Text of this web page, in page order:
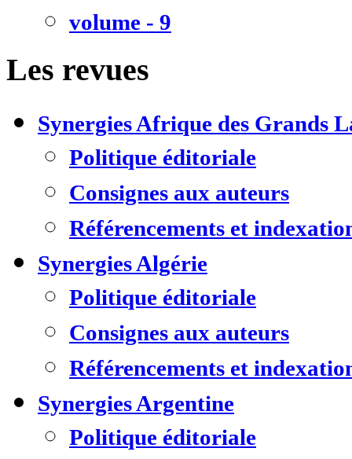
volume - 9
Les revues
Synergies Afrique des Grands
Politique éditoriale
Consignes aux auteurs
Référencements et
Synergies Algérie
Politique éditoriale
Consignes aux auteurs
Référencements et
Synergies Argentine
Politique éditoriale